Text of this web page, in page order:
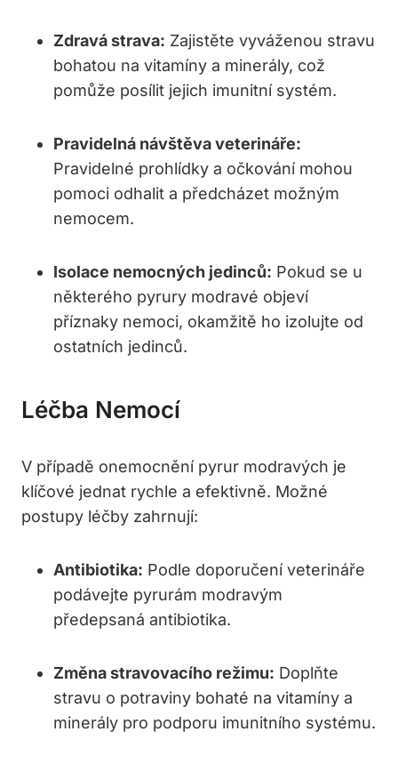
Zdravá strava: Zajistěte vyváženou stravu
bohatou na vitamíny‍ a minerály, což
pomůže posílit jejich imunitní ​systém.
Pravidelná návštěva veterináře:
‌Pravidelné prohlídky a očkování‍ mohou
pomoci odhalit a předcházet možným
nemocem.
Isolace nemocných jedinců: Pokud se u​
některého ⁣pyrury modravé objeví
příznaky nemoci, okamžitě ho izolujte od
ostatních jedinců.
Léčba Nemocí
V případě onemocnění pyrur modravých je
klíčové jednat rychle a efektivně.⁣ Možné
postupy léčby zahrnují:
Antibiotika: Podle doporučení veterináře
podávejte pyrurám modravým
předepsaná antibiotika.
Změna stravovacího režimu: Doplňte
stravu o potraviny ​bohaté na vitamíny a
minerály ‍pro ⁣podporu imunitního​ systému.